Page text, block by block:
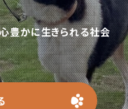
豊かに生きられる社会